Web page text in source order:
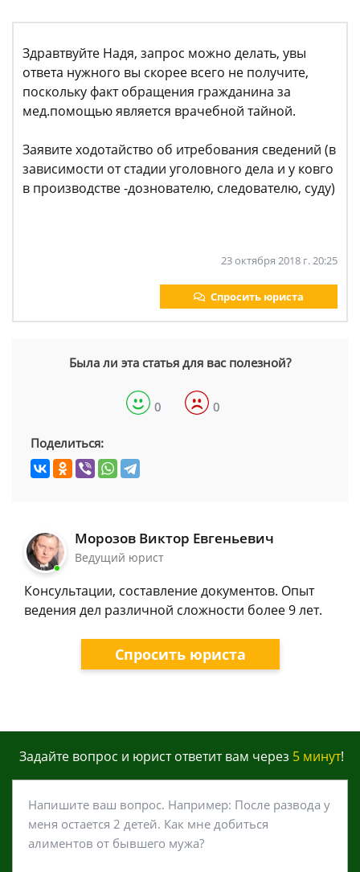
Здравтвуйте Надя, запрос можно делать, увы
ответа нужного вы скорее всего не получите,
поскольку факт обращения гражданина за
мед.помощью является врачебной тайной.
Заявите ходотайство об итребования сведений (в
зависимости от стадии уголовного дела и у ковго
в производстве -дознователю, следователю, суду)
23 октября 2018 г. 20:25
Спросить юриста
Была ли эта статья для вас полезной?
0 0
Поделиться:
Морозов Виктор Евгеньевич
Ведущий юрист
Консультации, составление документов. Опыт
ведения дел различной сложности более 9 лет.
Спросить юриста
Задайте вопрос и юрист ответит вам через 5 минут!